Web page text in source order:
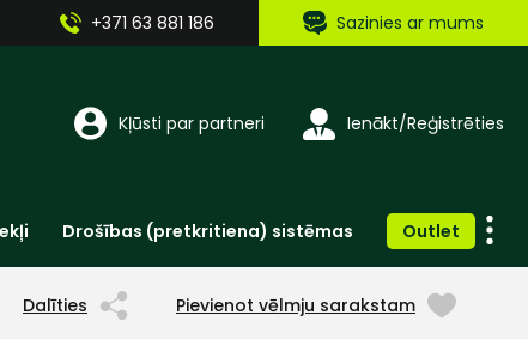
+371 63 881 186 Sazinies ar mums
Kļūsti par partneri Ienākt/Reģistrēties
Drošības (pretkritiena) sistēmas Outlet
Dalīties Pievienot vēlmju sarakstam